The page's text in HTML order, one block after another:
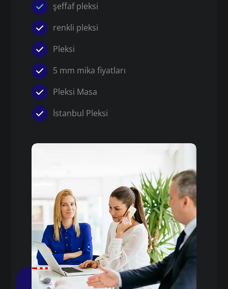
şeffaf pleksi
renkli pleksi
Pleksi
5 mm mika fiyatları
Pleksi Masa
İstanbul Pleksi